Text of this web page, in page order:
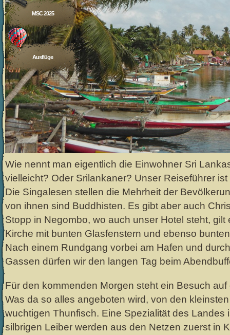
MSC 2025
Ausflüge
Wie nennt man eigentlich die Einwohner Sri
vielleicht? Oder Srilankaner? Unser Reiseführer
Die Singalesen stellen die Mehrheit der
von ihnen sind Buddhisten. Es gibt aber auch
Stopp in Negombo, wo auch unser Hotel steht, gilt
Kirche mit bunten Glasfenstern und ebenso
Nach einem Rundgang vorbei am Hafen und
Gassen dürfen wir den langen Tag beim
Für den kommenden Morgen steht ein Besuch
Was da so alles angeboten wird, von den
wuchtigen Thunfisch. Eine Spezialität des Landes
silbrigen Leiber werden aus den Netzen zuerst in